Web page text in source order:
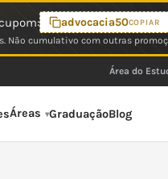
advocacia50COPIAR
Não cumulativo com outras
Área do
Áreas GraduaçãoBlog